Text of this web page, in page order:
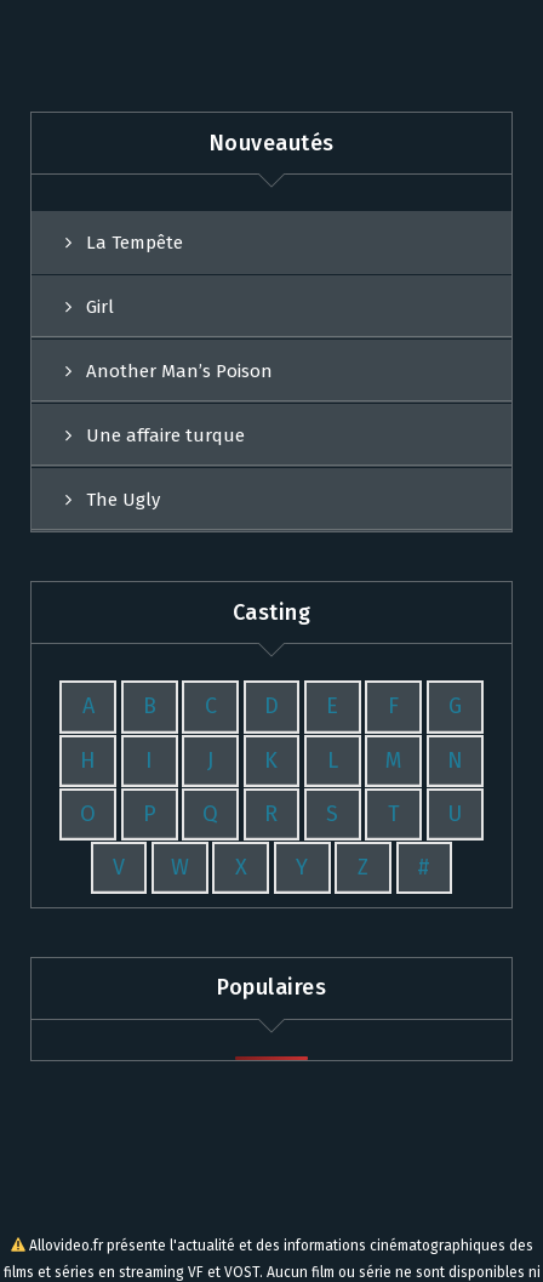
Nouveautés
La Tempête
Girl
Another Man’s Poison
Une affaire turque
The Ugly
Casting
A B C D E F G
H I J K L M N
O P Q R S T U
V W X Y Z #
Populaires
Allovideo.fr présente l'actualité et des informations cinématographiques des
films et séries en streaming VF et VOST. Aucun film ou série ne sont disponibles ni